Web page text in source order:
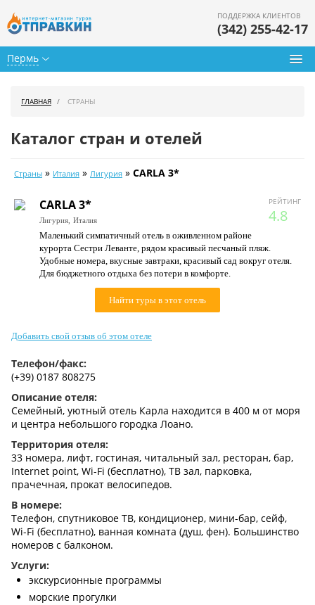
Пермь
ПОДДЕРЖКА КЛИЕНТОВ
(342) 255-42-17
Календарь туров
Цены дня
Страны
Как купить
ГЛАВНАЯ СТРАНЫ
Каталог стран и отелей
Страны » Италия » Лигурия » CARLA 3*
РЕЙТИНГ
4.8
CARLA 3*
Лигурия, Италия
Маленький симпатичный отель в оживленном районе
курорта Сестри Леванте, рядом красивый песчаный пляж.
Удобные номера, вкусные завтраки, красивый сад вокруг отеля.
Для бюджетного отдыха без потери в комфорте.
Найти туры в этот отель
Добавить свой отзыв об этом отеле
Телефон/факс:
(+39) 0187 808275
Описание отеля:
Семейный, уютный отель Карла находится в 400 м от моря
и центра небольшого городка Лоано.
Территория отеля:
33 номера, лифт, гостиная, читальный зал, ресторан, бар,
Internet point, Wi-Fi (бесплатно), ТВ зал, парковка,
прачечная, прокат велосипедов.
В номере:
Телефон, спутниковое ТВ, кондиционер, мини-бар, сейф,
Wi-Fi (бесплатно), ванная комната (душ, фен). Большинство
номеров с балконом.
Услуги:
экскурсионные программы
морские прогулки